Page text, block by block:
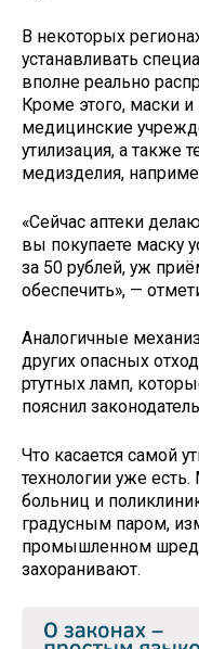
В некоторых
устанавливать
вполне реально
Кроме этого, маски и
медицинские
утилизация, а также
медизделия,
«Сейчас аптеки
вы покупаете маску
за 50 рублей, уж
обеспечить», —
Аналогичные
других опасных
ртутных ламп,
пояснил
Что касается самой
технологии уже
больниц и
градусным паром,
промышленном
захоранивают.